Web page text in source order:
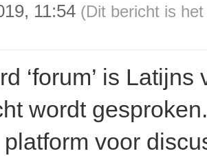
11:54 (Dit bericht is
‘forum’ is
wordt
voor